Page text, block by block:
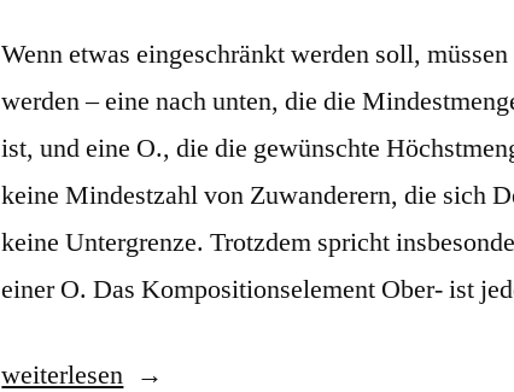
Wenn etwas eingeschränkt werden soll,
werden – eine nach unten, die die
ist, und eine O., die die gewünschte
keine Mindestzahl von Zuwanderern, die sich
keine Untergrenze. Trotzdem spricht
einer O. Das Kompositionselement Ober- ist
„Obergrenze“
weiterlesen